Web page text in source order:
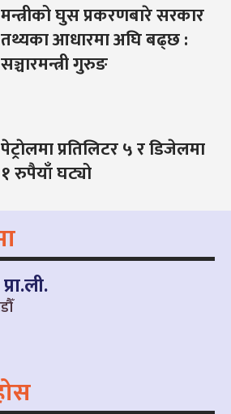
मन्त्रीको घुस प्रकरणबारे सरकार
तथ्यका आधारमा अघि बढ्छ :
सञ्चारमन्त्री गुरुङ
पेट्राेलमा प्रतिलिटर ५ र डिजेलमा
१ रुपैयाँ घट्यो